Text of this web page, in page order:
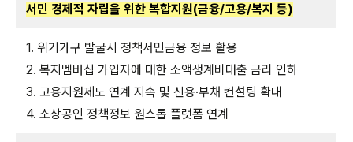
서민 경제적 자립을 위한 복합지원(금융/고용/복지 등)
1. 위기가구 발굴시 정책서민금융 정보 활용
2. 복지멤버십 가입자에 대한 소액생계비대출 금리 인하
3. 고용지원제도 연계 지속 및 신용·부채 컨설팅 확대
4. 소상공인 정책정보 원스톱 플랫폼 연계